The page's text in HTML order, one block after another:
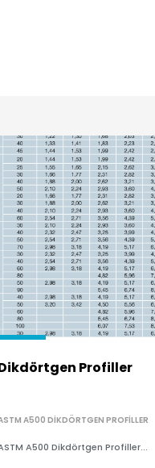
Profiller
A500 DIKDÖRTGEN PROFILLER
A500 Dikdörtgen Profiller...